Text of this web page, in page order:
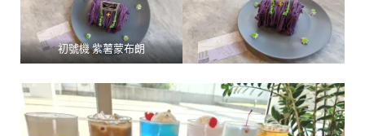
初號機 紫薯蒙布朗